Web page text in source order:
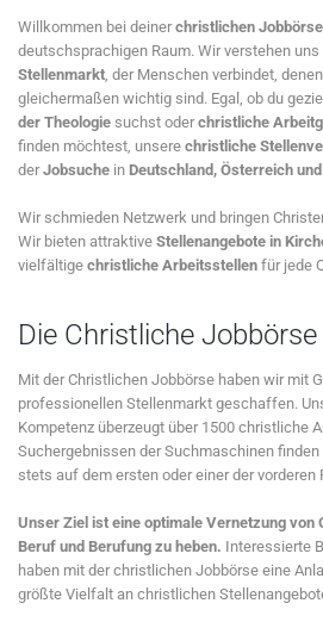
Willkommen bei deinerchristlichen Jobbörse
deutschsprachigen Raum. Wir verstehen
Stellenmarkt , der Menschen verbindet,
gleichermaßen wichtig sind. Egal, ob du
der Theologie suchst oderchristliche
finden möchtest, unsere christliche
derJobsuche in Deutschland, Österreich
Wir schmieden Netzwerk und bringen
Wir bieten attraktive Stellenangebote in
vielfältige christliche Arbeitsstellen für jede
Die Christliche Jobbörse
Mit der Christlichen Jobbörse haben wir mit
professionellen Stellenmarkt geschaffen.
Kompetenz überzeugt über 1500 christliche
Suchergebnissen der Suchmaschinen
stets auf dem ersten oder einer der vorderen
Unser Ziel ist eine optimale Vernetzung von
Beruf und Berufung zu heben. Interessierte
haben mit der christlichen Jobbörse eine
größte Vielfalt an christlichen